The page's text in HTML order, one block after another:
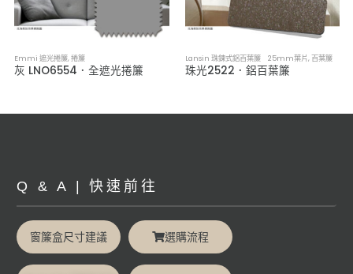
Emmi 遮光捲簾,捲簾
灰 LNO6554．全遮光捲簾
Lansin 珠鍊式鋁百葉簾 25mm葉片,百葉簾
珠光2522．鋁百葉簾
Q & A | 快速前往
窗簾盒尺寸建議 選購流程